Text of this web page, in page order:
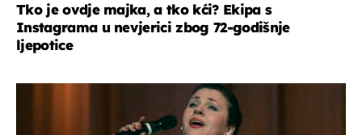
Tko je ovdje majka, a tko kći? Ekipa s
Instagrama u nevjerici zbog 72-godišnje
ljepotice